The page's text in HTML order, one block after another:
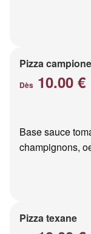
Pizza campione
Dès 10.00 €
Base sauce
champignons,
Pizza texane